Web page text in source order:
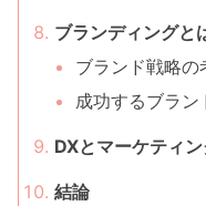
ブランディングと
ブランド戦略の
成功するブラン
DXとマーケティ
結論